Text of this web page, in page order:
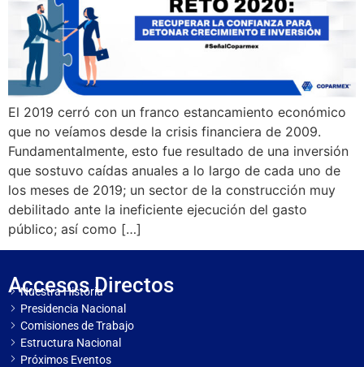
El 2019 cerró con un franco estancamiento económico
que no veíamos desde la crisis financiera de 2009.
Fundamentalmente, esto fue resultado de una inversión
que sostuvo caídas anuales a lo largo de cada uno de
los meses de 2019; un sector de la construcción muy
debilitado ante la ineficiente ejecución del gasto
público; así como […]
Accesos Directos
Nuestra Historia
Presidencia Nacional
Comisiones de Trabajo
Estructura Nacional
Próximos Eventos